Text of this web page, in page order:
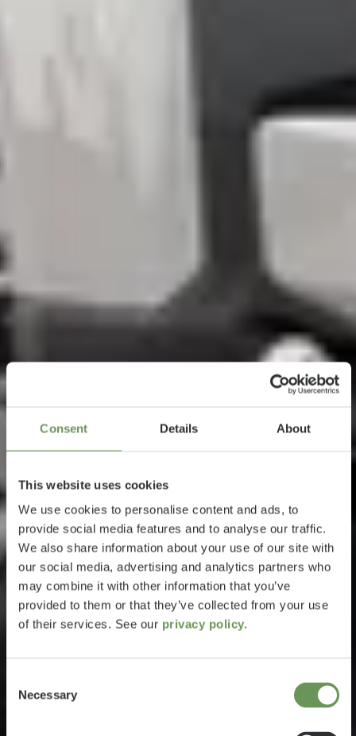
Consent Details About
This website uses cookies
We use cookies to personalise content and ads, to
provide social media features and to analyse our traffic.
We also share information about your use of our site with
our social media, advertising and analytics partners who
may combine it with other information that you’ve
provided to them or that they’ve collected from your use
of their services. See our privacy policy.
Selection
Necessary